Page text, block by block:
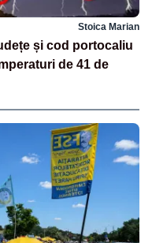
Stoica Marian
și cod portocaliu
de 41 de